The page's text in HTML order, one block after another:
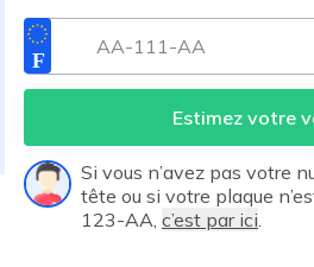
Estimez votre
Si vous n’avez pas votre
tête ou si votre plaque
123-AA, c’est par ici